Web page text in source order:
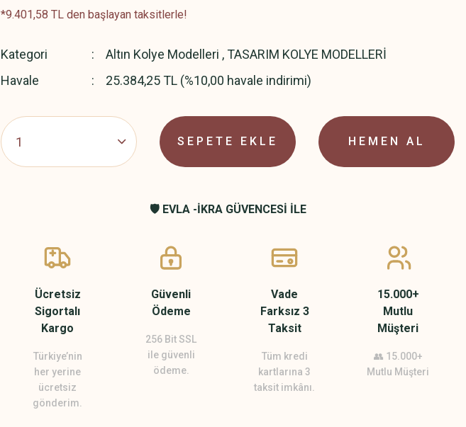
*9.401,58 TL den başlayan taksitlerle!
Kategori Altın Kolye Modelleri ,TASARIM KOLYE MODELLERİ
Havale
25.384,25 TL (%10,00 havale indirimi)
SEPETE EKLE HEMEN AL
🛡️ EVLA -İKRA GÜVENCESİ İLE
Ücretsiz
Sigortalı
Kargo
Türkiye’nin
her yerine
ücretsiz
gönderim.
Güvenli
Ödeme
256 Bit SSL
ile güvenli
ödeme.
Vade
Farksız 3
Taksit
Tüm kredi
kartlarına 3
taksit imkânı.
15.000+
Mutlu
Müşteri
👥 15.000+
Mutlu Müşteri